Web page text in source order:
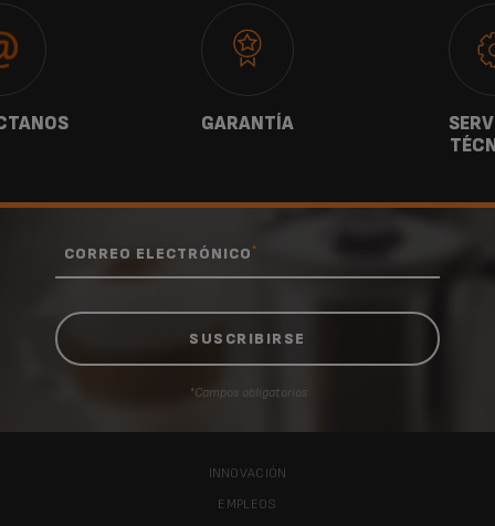
GARANTÍA
CORREO ELECTRÓNICO*
*Campos obligatorios
INNOVACIÓN
EMPLEOS